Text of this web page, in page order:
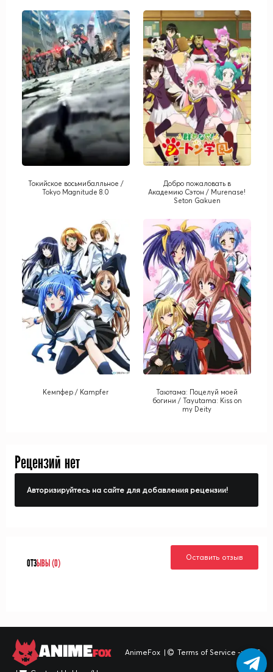
Токийское восьмибалльное /
Tokyo Magnitude 8.0
Добро пожаловать в
Академию Сэтон / Murenase!
Seton Gakuen
Кемпфер / Kampfer
Таютама: Поцелуй моей
богини / Tayutama: Kiss on
my Deity
Рецензий нет
Авторизируйтесь на сайте для добавления рецензии!
ОТЗЫВЫ (0)
Оставить отзыв
ANIMEFOX AnimeFox | Terms of Service -> TOS